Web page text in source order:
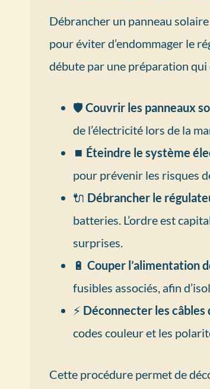
Débrancher un panneau
pour éviter d’endommager le
débute par une préparation qui
🛡️Couvrir les panneaux
de l’électricité lors de la
⏹️ Éteindre le système
pour prévenir les risques
🔌 Débrancher le
batteries. L’ordre est
surprises.
🔋 Couper l’alimentation
fusibles associés, afin
⚡ Déconnecter les câbles
codes couleur et les
Cette procédure permet de